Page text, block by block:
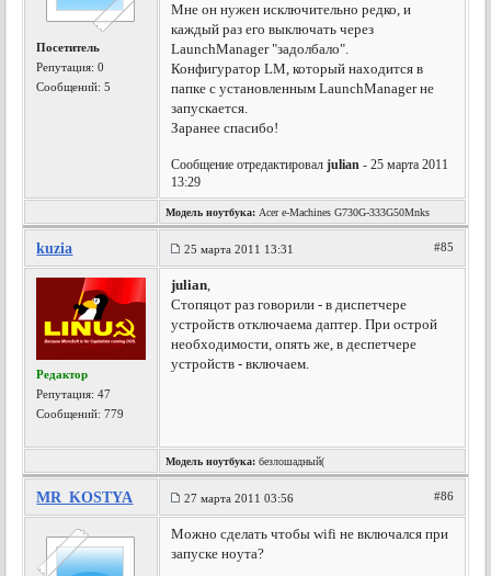
Посетитель
Репутация:0
Сообщений: 5
Мне он нужен исключительно редко, и
каждый раз его выключать через
LaunchManager "задолбало".
Конфигуратор LM, который находится в
папке с установленным LaunchManager не
запускается.
Заранее спасибо!
Сообщение отредактировалjulian - 25 марта 2011
13:29
Модель ноутбука: Acer e-Machines G730G-333G50Mnks
kuzia 25 марта 2011 13:31 #85
Редактор
Репутация:47
Сообщений: 779
julian,
Стопяцот раз говорили - в диспетчере
устройств отключаема даптер. При острой
необходимости, опять же, в деспетчере
устройств - включаем.
Модель ноутбука: безлошадный(
MR_KOSTYA 27 марта 2011 03:56 #86
Можно сделать чтобы wifi не включался при
запуске ноута?